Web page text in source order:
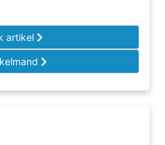
artikel